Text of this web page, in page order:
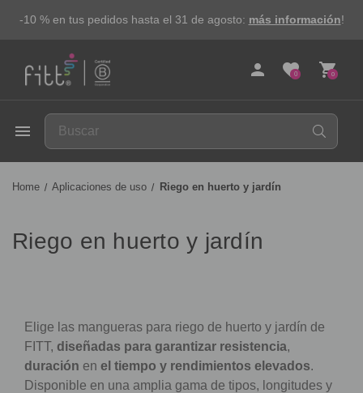
-10 % en tus pedidos hasta el 31 de agosto: más información!
person 0
favorite 0
shopping_cart
menu
Home Aplicaciones de uso Riego en huerto y jardín
Riego en huerto y jardín
Elige las mangueras para riego de huerto y jardín de
FITT, diseñadas para garantizar resistencia,
duración en el tiempo y rendimientos elevados.
Disponible en una amplia gama de tipos, longitudes y